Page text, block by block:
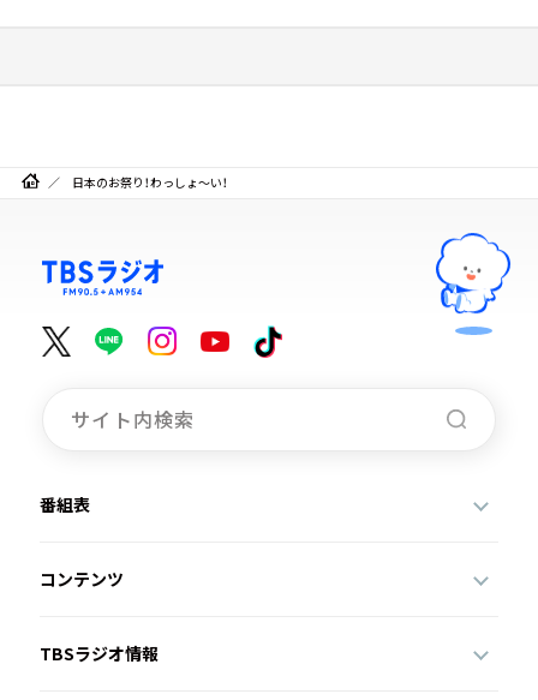
日本のお祭り！わっしょ～い！
番組表
コンテンツ
TBSラジオ情報